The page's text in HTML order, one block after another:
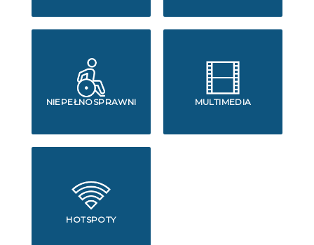
NIEPEŁNOSPRAWNI MULTIMEDIA
HOTSPOTY